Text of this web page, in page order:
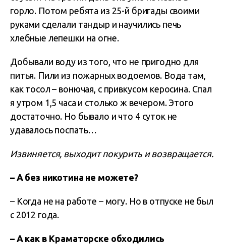
горло. Потом ребята из 25-й бригады своими
руками сделали тандыр и научились печь
хлебные лепешки на огне.
Добывали воду из того, что не пригодно для
питья. Пили из пожарных водоемов. Вода там,
как тосол – вонючая, с привкусом керосина. Спал
я утром 1,5 часа и столько ж вечером. Этого
достаточно. Но бывало и что 4 суток не
удавалось поспать…
Извиняется, выходит покурить и возвращается.
– А без никотина не можете?
– Когда не на работе – могу. Но в отпуске не был
с 2012 года.
– А как в Краматорске обходились